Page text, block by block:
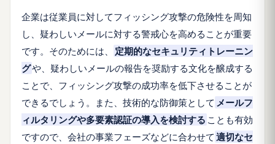
企業は従業員に対してフィッシング攻撃の危険性を周知
し、疑わしいメールに対する警戒心を高めることが重要
です。そのためには、
定期的なセキュリティトレーニン
グや、疑わしいメールの報告を奨励する文化を醸成する
ことで、フィッシング攻撃の成功率を低下させることが
できるでしょう。また、技術的な防御策として メールフ
ィルタリングや多要素認証の導入を検討する ことも有効
ですので、会社の事業フェーズなどに合わせて 適切なセ